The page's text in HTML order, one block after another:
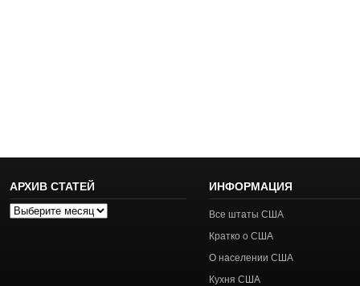
АРХИВ СТАТЕЙ
Архив
ИНФОРМАЦИЯ
Все штаты США
Кратко о США
О населении США
Кухня США